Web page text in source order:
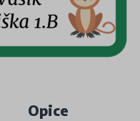
Opice